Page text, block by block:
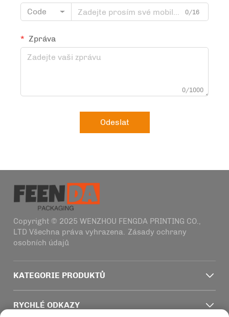
Code
0/16
Zpráva
0/1000
Odeslat
Copyright © 2025 WENZHOU FENGDA PRINTING CO.,
LTD Všechna práva vyhrazena. Zásady ochrany
osobních údajů
KATEGORIE PRODUKTŮ
RYCHLÉ ODKAZY